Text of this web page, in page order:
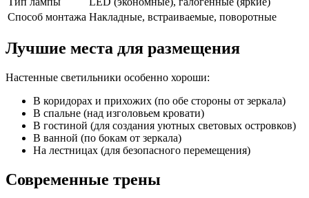
Способ монтажа Накладные, встраиваемые, поворотные
Лучшие места для размещения
Настенные светильники особенно хороши:
В коридорах и прихожих (по обе стороны от зеркала)
В спальне (над изголовьем кровати)
В гостиной (для создания уютных световых островков)
В ванной (по бокам от зеркала)
На лестницах (для безопасного перемещения)
Современные трены